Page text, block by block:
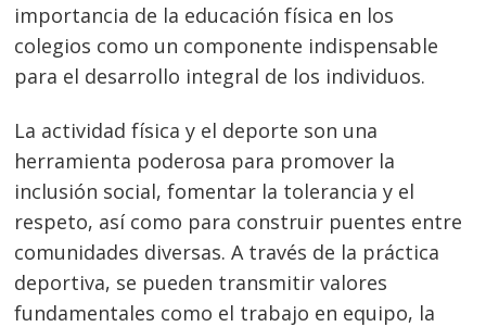
importancia de la educación física en los
colegios como un componente indispensable
para el desarrollo integral de los individuos.
La actividad física y el deporte son una
herramienta poderosa para promover la
inclusión social, fomentar la tolerancia y el
respeto, así como para construir puentes entre
comunidades diversas. A través de la práctica
deportiva, se pueden transmitir valores
fundamentales como el trabajo en equipo, la